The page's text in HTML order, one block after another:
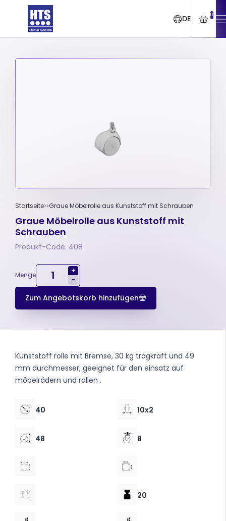
DE 0
Startseite Graue Möbelrolle aus Kunststoff mit Schrauben
Graue Möbelrolle aus Kunststoff mit
Schrauben
Produkt-Code: 408
Menge
+
-
Zum Angebotskorb hinzufügen
Kunststoff rolle mit Bremse, 30 kg tragkraft und 49
mm durchmesser, geeignet für den einsatz auf
möbelrädern und rollen .
40 10x2
48 8
20